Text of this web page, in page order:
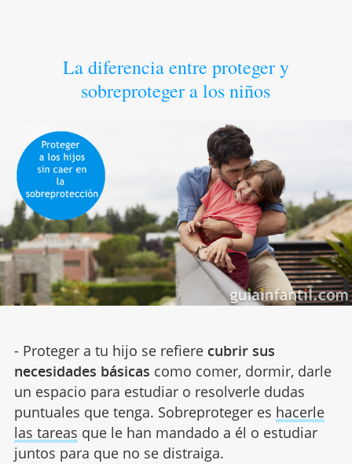
La diferencia entre proteger y
sobreproteger a los niños
- Proteger a tu hijo se refiere cubrir sus
necesidades básicas como comer, dormir, darle
un espacio para estudiar o resolverle dudas
puntuales que tenga. Sobreproteger es hacerle
las tareas que le han mandado a él o estudiar
juntos para que no se distraiga.